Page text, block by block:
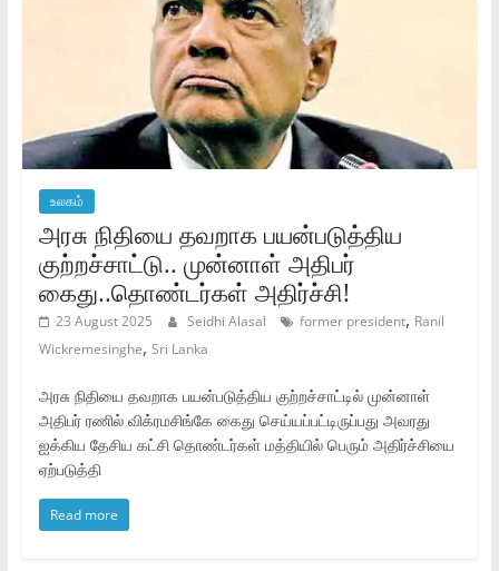
உலகம்
அரசு நிதியை தவறாக பயன்படுத்திய
குற்றச்சாட்டு.. முன்னாள் அதிபர்
கைது..தொண்டர்கள் அதிர்ச்சி!
23 August 2025 Seidhi Alasal former president, Ranil
Wickremesinghe, Sri Lanka
அரசு நிதியை தவறாக பயன்படுத்திய குற்றச்சாட்டில் முன்னாள்
அதிபர் ரணில் விக்ரமசிங்கே கைது செய்யப்பட்டிருப்பது அவரது
ஐக்கிய தேசிய கட்சி தொண்டர்கள் மத்தியில் பெரும் அதிர்ச்சியை
ஏற்படுத்தி
Read more